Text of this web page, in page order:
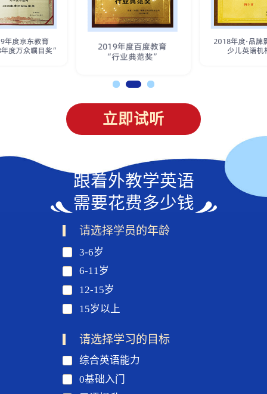
立即试听
跟着外教学英语
需要花费多少钱
请选择学员的年龄
3-6岁
6-11岁
12-15岁
15岁以上
请选择学习的目标
综合英语能力
0基础入门